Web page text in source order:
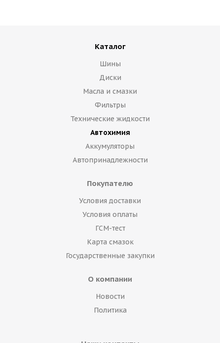
Каталог
Шины
Диски
Масла и смазки
Фильтры
Технические жидкости
Автохимия
Аккумуляторы
Автопринадлежности
Покупателю
Условия доставки
Условия оплаты
ГСМ-тест
Карта смазок
Государственные закупки
О компании
Новости
Политика